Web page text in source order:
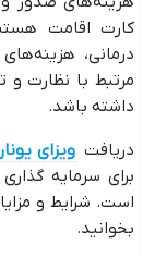
کارت اقامت
درمانی،
مرتبط با نظارت و
داشته باشد.
دریافت ویزای
برای سرمایه
است. شرایط و
بخوانید.